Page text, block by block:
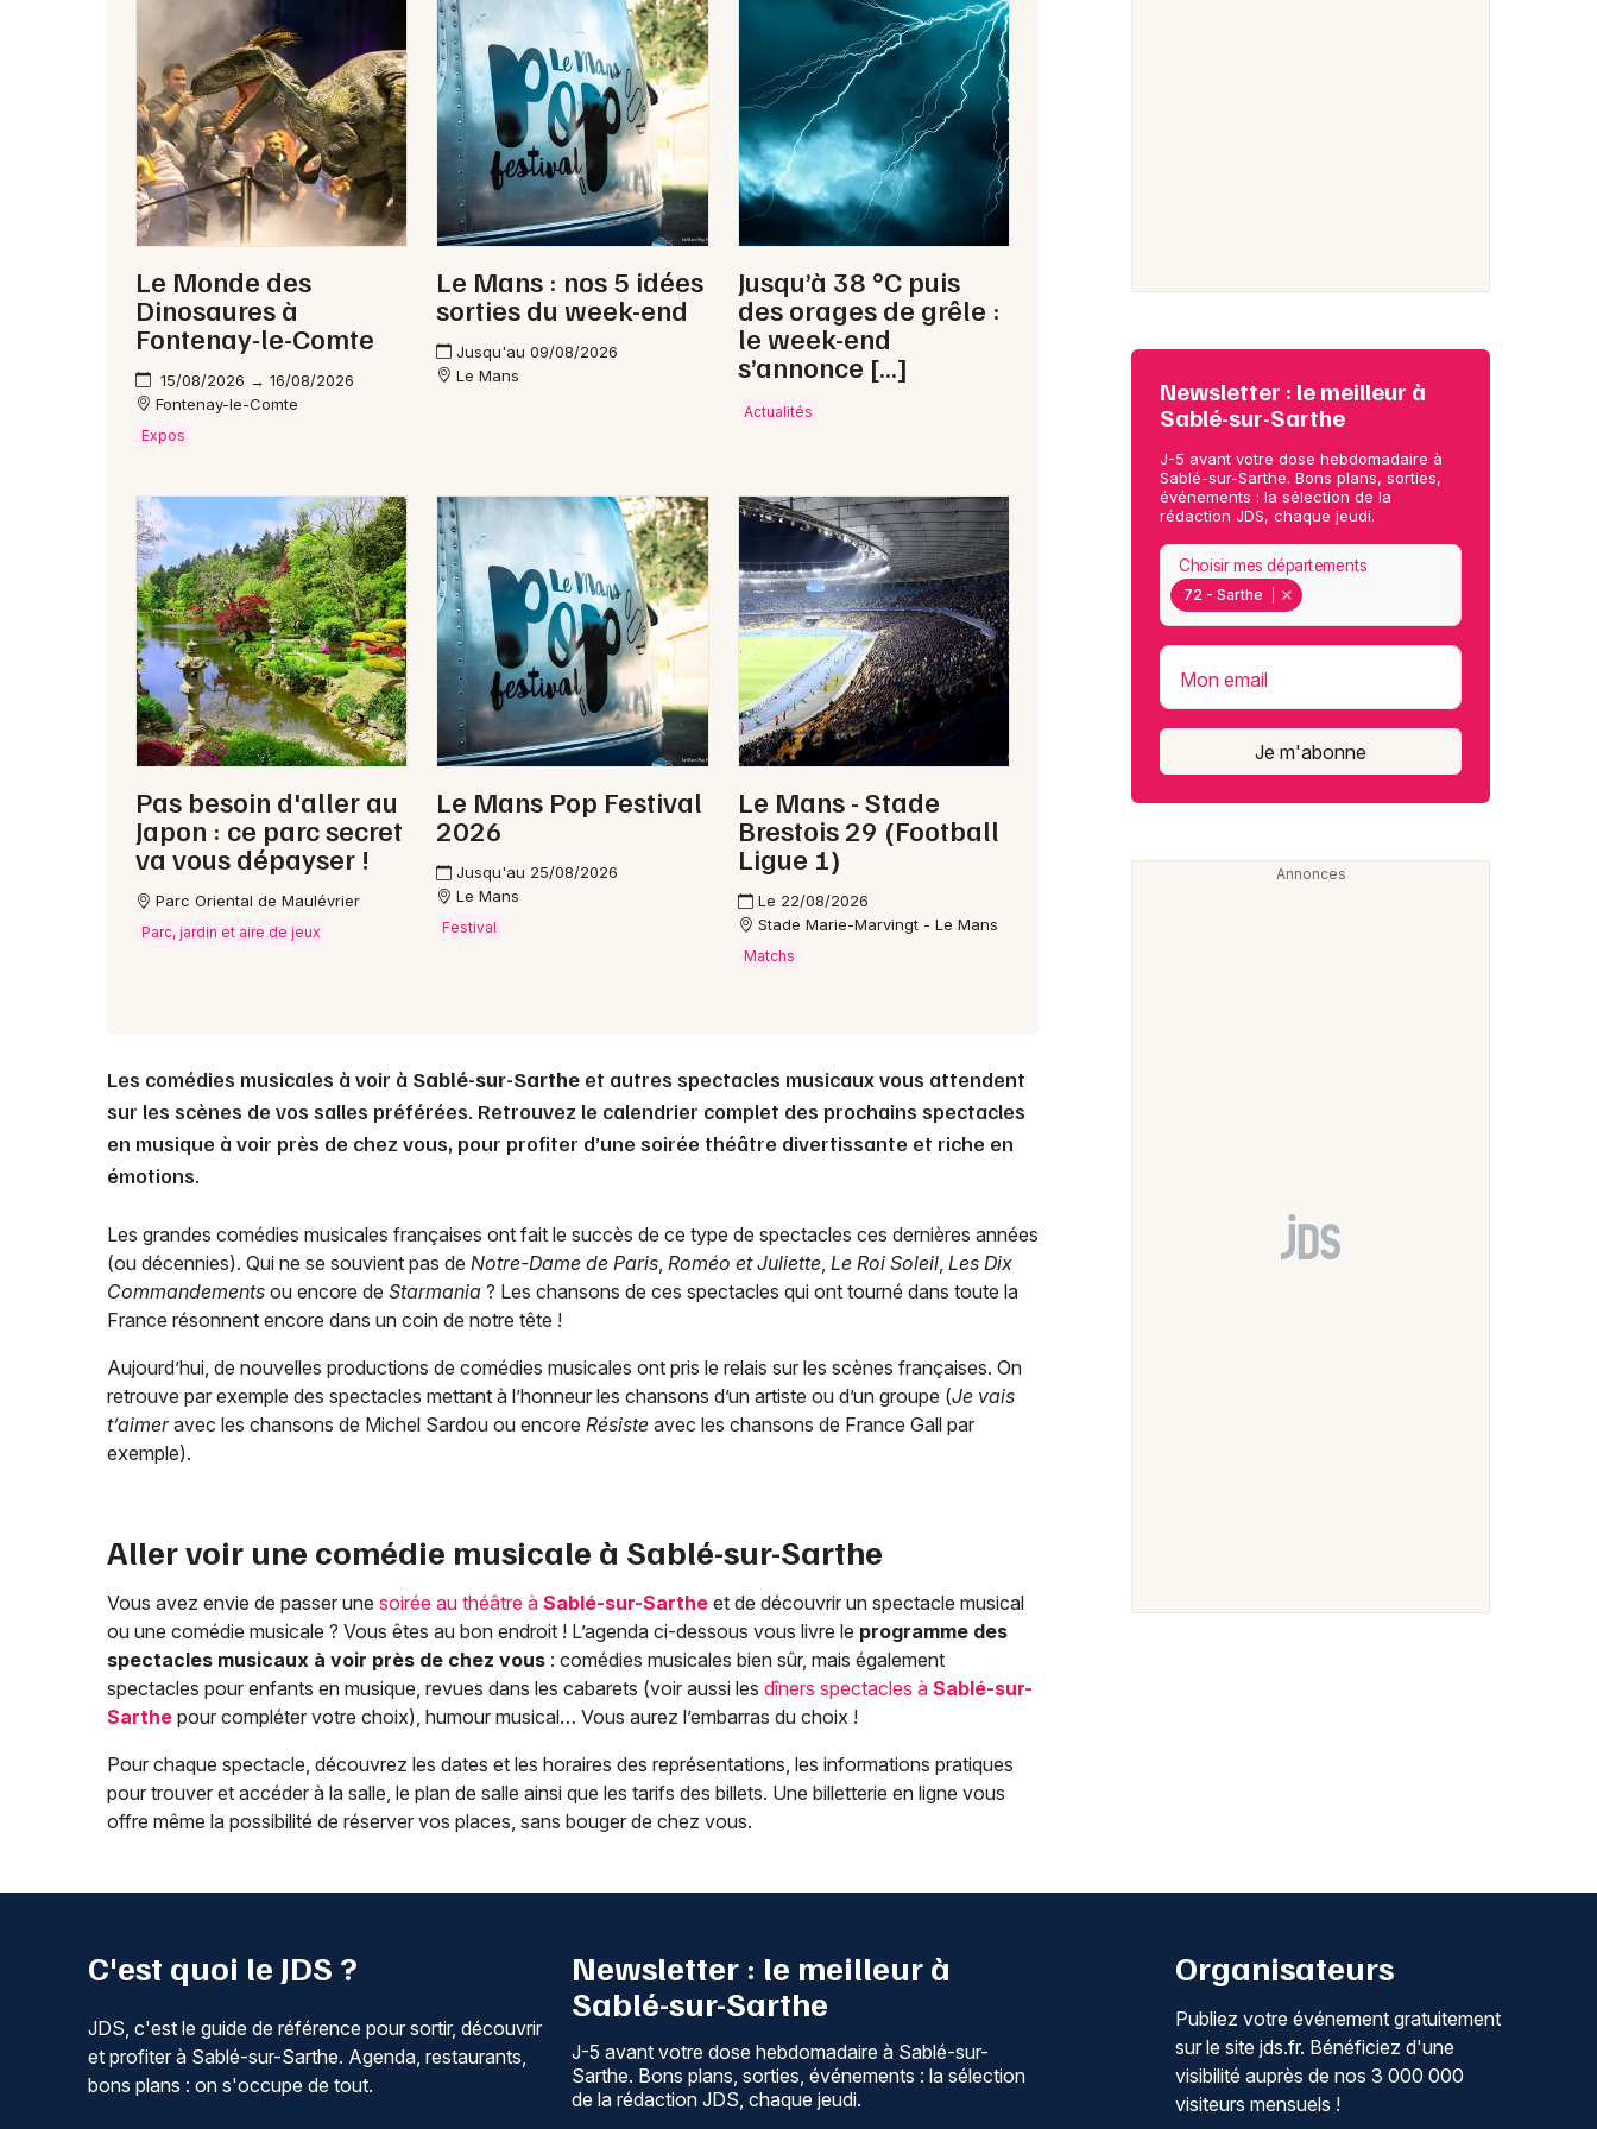
Newsletter des sorties
Artistes en tournée
Actus à Sablé-sur-Sarthe
Magazine à Sablé-sur-Sarthe
72 - Sarthe
Choisir mes départements
Mon email
Je m'abonne
Le Monde des
Dinosaures à
Fontenay-le-Comte
15/08/2026 → 16/08/2026
Fontenay-le-Comte
Expos
Le Mans : nos 5 idées
sorties du week-end
Jusqu'au 09/08/2026
Le Mans
Jusqu’à 38 °C puis
des orages de grêle :
le week-end
s’annonce […]
Actualités
Pas besoin d'aller au
Japon : ce parc secret
va vous dépayser !
Parc Oriental de Maulévrier
Parc, jardin et aire de jeux
Le Mans Pop Festival
2026
Jusqu'au 25/08/2026
Le Mans
Festival
Le Mans - Stade
Brestois 29 (Football
Ligue 1)
Le 22/08/2026
Stade Marie-Marvingt - Le Mans
Matchs
Les comédies musicales à voir à Sablé-sur-Sarthe et autres spectacles musicaux vous attendent
sur les scènes de vos salles préférées. Retrouvez le calendrier complet des prochains spectacles
en musique à voir près de chez vous, pour profiter d’une soirée théâtre divertissante et riche en
émotions.
Les grandes comédies musicales françaises ont fait le succès de ce type de spectacles ces dernières années
(ou décennies). Qui ne se souvient pas de Notre-Dame de Paris, Roméo et Juliette, Le Roi Soleil, Les Dix
Commandements ou encore de Starmania ? Les chansons de ces spectacles qui ont tourné dans toute la
France résonnent encore dans un coin de notre tête !
Aujourd’hui, de nouvelles productions de comédies musicales ont pris le relais sur les scènes françaises. On
retrouve par exemple des spectacles mettant à l’honneur les chansons d’un artiste ou d’un groupe (Je vais
t’aimeravec les chansons de Michel Sardou ou encore Résiste avec les chansons de France Gall par
exemple).
Aller voir une comédie musicale à Sablé-sur-Sarthe
Vous avez envie de passer une soirée au théâtre à Sablé-sur-Sarthe et de découvrir un spectacle musical
ou une comédie musicale ? Vous êtes au bon endroit ! L’agenda ci-dessous vous livre le programme des
spectacles musicaux à voir près de chez vous : comédies musicales bien sûr, mais également
spectacles pour enfants en musique, revues dans les cabarets (voir aussi les dîners spectacles à Sablé-sur-
Sarthe pour compléter votre choix), humour musical… Vous aurez l’embarras du choix !
Pour chaque spectacle, découvrez les dates et les horaires des représentations, les informations pratiques
pour trouver et accéder à la salle, le plan de salle ainsi que les tarifs des billets. Une billetterie en ligne vous
offre même la possibilité de réserver vos places, sans bouger de chez vous.
Newsletter : le meilleur à
Sablé-sur-Sarthe
J-5 avant votre dose hebdomadaire à
Sablé-sur-Sarthe. Bons plans, sorties,
événements : la sélection de la
rédaction JDS, chaque jeudi.
72 - Sarthe
Choisir mes départements
Mon email
Je m'abonne
C'est quoi le JDS ?
JDS, c'est le guide de référence pour sortir, découvrir
et profiter à Sablé-sur-Sarthe. Agenda, restaurants,
bons plans : on s'occupe de tout.
Newsletter : le meilleur à
Sablé-sur-Sarthe
J-5 avant votre dose hebdomadaire à Sablé-sur-
Sarthe. Bons plans, sorties, événements : la sélection
de la rédaction JDS, chaque jeudi.
Organisateurs
Publiez votre événement gratuitement
sur le site jds.fr. Bénéficiez d'une
visibilité auprès de nos 3 000 000
visiteurs mensuels !